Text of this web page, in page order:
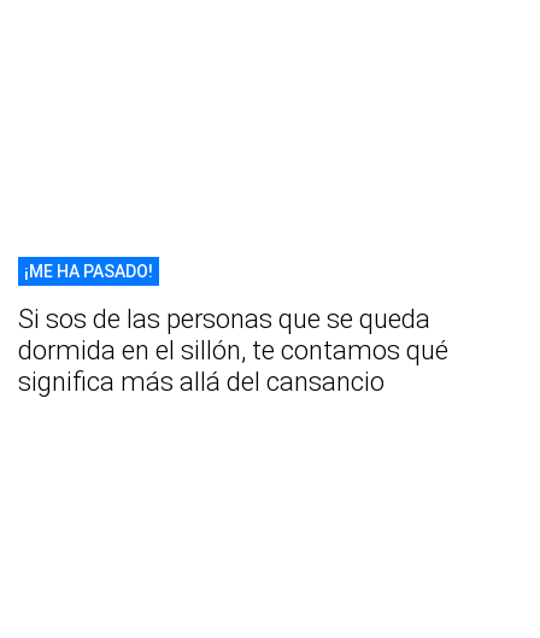
¡ME HA PASADO!
Si sos de las personas que se queda
dormida en el sillón, te contamos qué
significa más allá del cansancio